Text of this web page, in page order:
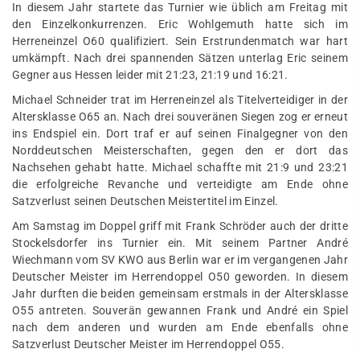
In diesem Jahr startete das Turnier wie üblich am Freitag mit
den Einzelkonkurrenzen. Eric Wohlgemuth hatte sich im
Herreneinzel O60 qualifiziert. Sein Erstrundenmatch war hart
umkämpft. Nach drei spannenden Sätzen unterlag Eric seinem
Gegner aus Hessen leider mit 21:23, 21:19 und 16:21.
Michael Schneider trat im Herreneinzel als Titelverteidiger in der
Altersklasse O65 an. Nach drei souveränen Siegen zog er erneut
ins Endspiel ein. Dort traf er auf seinen Finalgegner von den
Norddeutschen Meisterschaften, gegen den er dort das
Nachsehen gehabt hatte. Michael schaffte mit 21:9 und 23:21
die erfolgreiche Revanche und verteidigte am Ende ohne
Satzverlust seinen Deutschen Meistertitel im Einzel.
Am Samstag im Doppel griff mit Frank Schröder auch der dritte
Stockelsdorfer ins Turnier ein. Mit seinem Partner André
Wiechmann vom SV KWO aus Berlin war er im vergangenen Jahr
Deutscher Meister im Herrendoppel O50 geworden. In diesem
Jahr durften die beiden gemeinsam erstmals in der Altersklasse
O55 antreten. Souverän gewannen Frank und André ein Spiel
nach dem anderen und wurden am Ende ebenfalls ohne
Satzverlust Deutscher Meister im Herrendoppel O55.